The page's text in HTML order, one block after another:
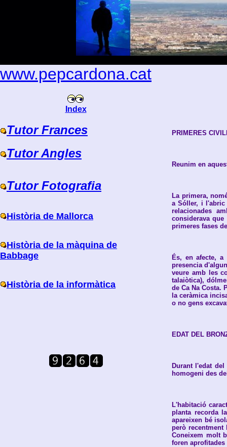
www.pepcardona.cat
Index
Tutor Frances
Tutor Angles
Tutor Fotografia
Història de Mallorca
Història de la màquina de
Babbage
Història de la informàtica
PRIMERES
Reunim en
La primera,
a Sóller, i l'abric
relacionades
considerava
primeres fases
És, en afecte,
presencia
veure amb les
talaiòtica),
de Ca Na Costa.
la ceràmica
o no gens
EDAT DEL
Durant l'edat
homogeni des
L'habitació
planta recorda
apareixen bé
però recentment
Coneixem molt
foren